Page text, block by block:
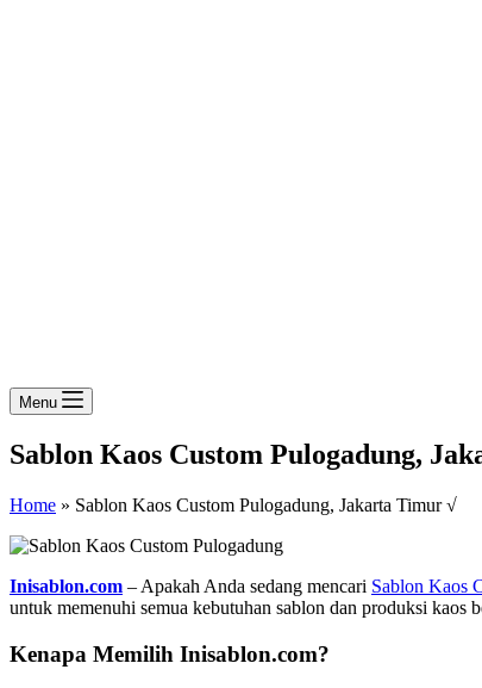
Menu
Sablon Kaos Custom Pulogadung,
Home » Sablon Kaos Custom Pulogadung, Jakarta Timur √
Inisablon.com – Apakah Anda sedang mencari Sablon Kaos
untuk memenuhi semua kebutuhan sablon dan produksi kaos
Kenapa Memilih Inisablon.com?